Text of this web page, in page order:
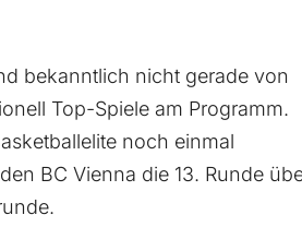
bekanntlich nicht gerade von
Top-Spiele am Programm.
noch einmal
BC Vienna die 13. Runde